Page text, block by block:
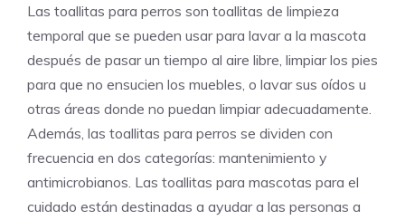
Las toallitas para perros son toallitas de limpieza
temporal que se pueden usar para lavar a la mascota
después de pasar un tiempo al aire libre, limpiar los pies
para que no ensucien los muebles, o lavar sus oídos u
otras áreas donde no puedan limpiar adecuadamente.
Además, las toallitas para perros se dividen con
frecuencia en dos categorías: mantenimiento y
antimicrobianos. Las toallitas para mascotas para el
cuidado están destinadas a ayudar a las personas a